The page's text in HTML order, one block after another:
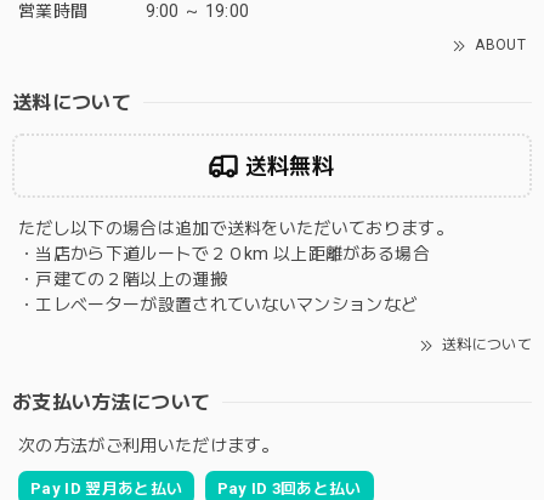
営業時間
9:00 ～ 19:00
ABOUT
送料について
送料無料
ただし以下の場合は追加で送料をいただいております。
・当店から下道ルートで２０km 以上距離がある場合
・戸建ての２階以上の運搬
・エレベーターが設置されていないマンションなど
送料について
お支払い方法について
次の方法がご利用いただけます。
Pay ID 翌月あと払い Pay ID 3回あと払い